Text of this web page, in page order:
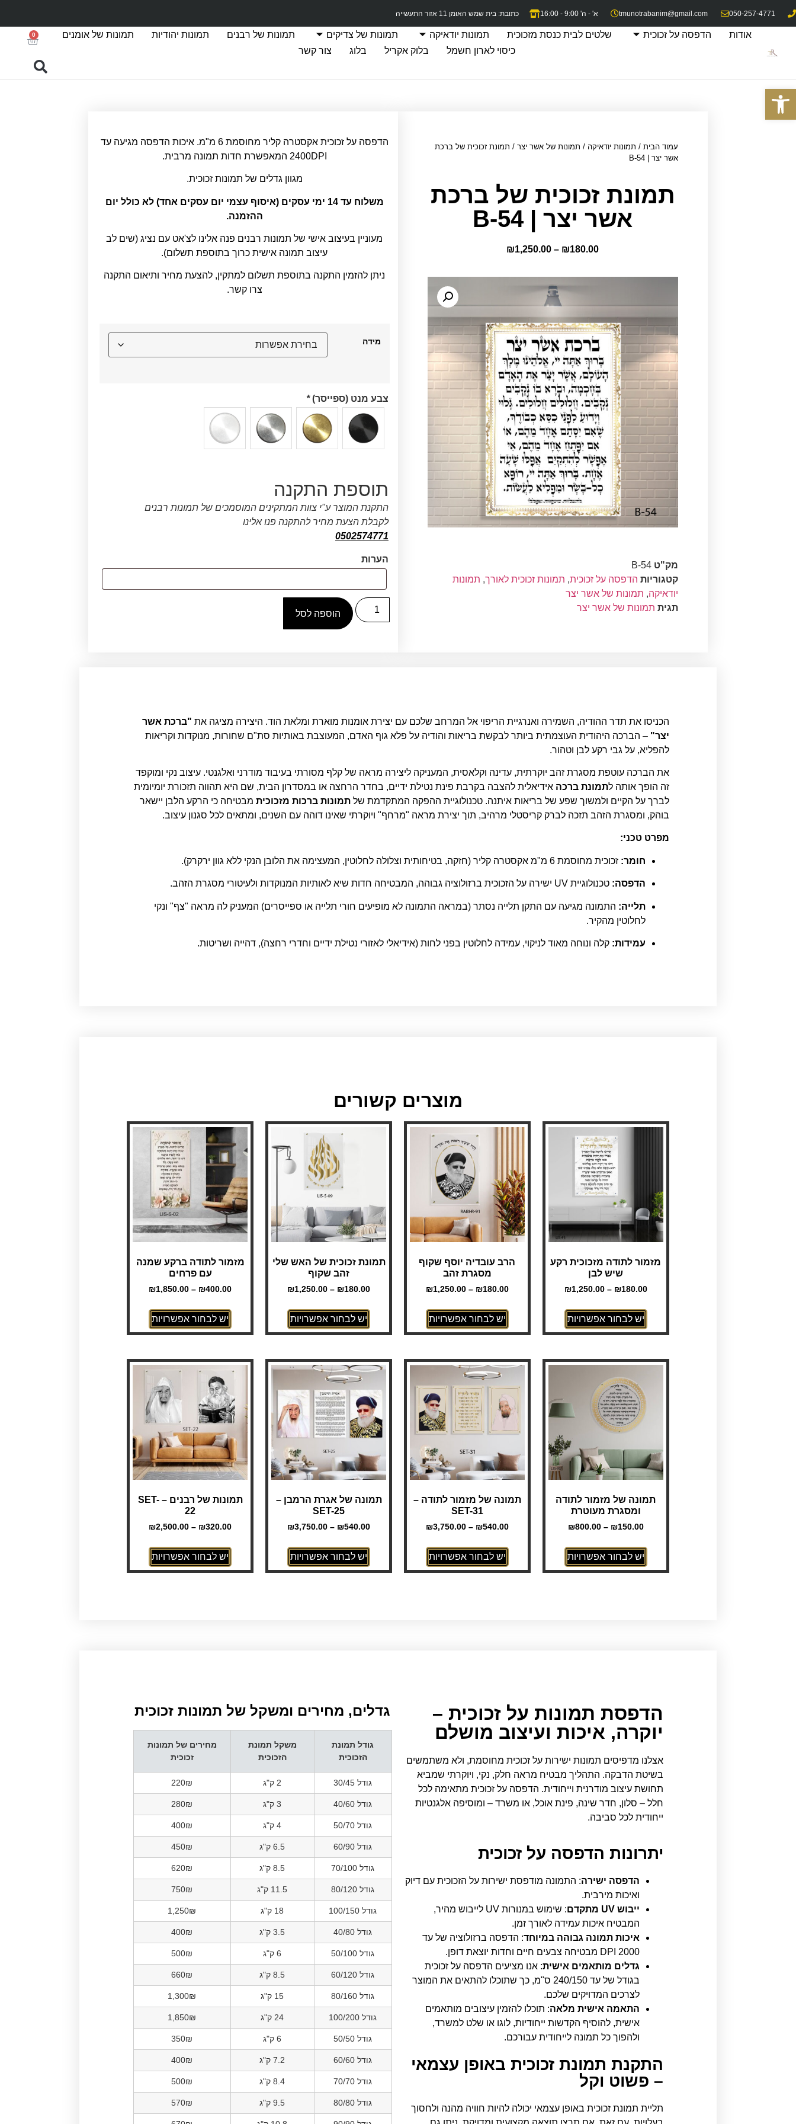
פתח סרגל נגישות
050-257-4771
tmunotrabanim@gmail.com א' - ה' 9:00 - 16:00 כתובת: בית שמש האומן 11 אזור התעשייה
אודות הדפסה על זכוכית שלטים לבית כנסת מזכוכית תמונות יודאיקה תמונות של צדיקים תמונות של רבנים תמונות יהודיות
תמונות של אומנים
כיסוי לארון חשמל
בלוק אקריל בלוג צור קשר
0
עמוד הבית / תמונות יודאיקה / תמונות של אשר יצר / תמונת זכוכית של ברכת
אשר יצר | B-54
תמונת זכוכית של ברכת
אשר יצר | B-54
₪180.00
–
₪1,250.00
מק"טB-54
קטגוריות הדפסה על זכוכית, תמונות זכוכית לאורך, תמונות
יודאיקה, תמונות של אשר יצר
תגית תמונות של אשר יצר
הדפסה על זכוכית אקסטרה קליר מחוסמת 6 מ"מ. איכות הדפסה מגיעה עד
2400DPI המאפשרת חדות תמונה מרבית.
מגוון גדלים של תמונות זכוכית.
משלוח עד 14 ימי עסקים (איסוף עצמי יום עסקים אחד) לא כולל יום
ההזמנה.
מעוניין בעיצוב אישי של תמונות רבנים פנה אלינו לצ'אט עם נציג (שים לב
עיצוב תמונה אישית כרוך בתוספת תשלום).
ניתן להזמין התקנה בתוספת תשלום למתקין, להצעת מחיר ותיאום התקנה
צרו קשר.
מידה
צבע מנט (ספייסר)*
תוספת התקנה
התקנת המוצר ע"י צוות המתקינים המוסמכים של תמונות רבנים
לקבלת הצעת מחיר להתקנה פנו אלינו
0502574771
הערות
הוספה לסל
הכניסו את תדר ההודיה, השמירה ואנרגיית הריפוי אל המרחב שלכם עם יצירת אומנות מוארת ומלאת הוד. היצירה מציגה את "ברכת אשר
יצר" – הברכה היהודית העוצמתית ביותר לבקשת בריאות והודיה על פלא גוף האדם, המעוצבת באותיות סת"ם שחורות, מנוקדות וקריאות
להפליא, על גבי רקע לבן וטהור.
את הברכה עוטפת מסגרת זהב יוקרתית, עדינה וקלאסית, המעניקה ליצירה מראה של קלף מסורתי בעיבוד מודרני ואלגנטי. עיצוב נקי ומוקפד
זה הופך אותה לתמונת ברכה אידיאלית להצבה בקרבת פינת נטילת ידיים, בחדר הרחצה או במסדרון הבית, שם היא תהווה תזכורת יומיומית
לברך על הקיים ולמשוך שפע של בריאות איתנה. טכנולוגיית ההפקה המתקדמת שלתמונות ברכות מזכוכית מבטיחה כי הרקע הלבן יישאר
בוהק, ומסגרת הזהב תזכה לברק קריסטלי מרהיב, תוך יצירת מראה "מרחף" ויוקרתי שאינו דוהה עם השנים, ומתאים לכל סגנון עיצוב.
מפרט טכני:
חומר: זכוכית מחוסמת 6 מ"מ אקסטרה קליר (חזקה, בטיחותית וצלולה לחלוטין, המעצימה את הלובן הנקי ללא גוון ירקרק).
הדפסה: טכנולוגיית UV ישירה על הזכוכית ברזולוציה גבוהה, המבטיחה חדות שיא לאותיות המנוקדות ולעיטורי מסגרת הזהב.
תלייה: התמונה מגיעה עם התקן תלייה נסתר (במראה התמונה לא מופיעים חורי תלייה או ספייסרים) המעניק לה מראה "צף" ונקי
לחלוטין מהקיר.
עמידות: קלה ונוחה מאוד לניקוי, עמידה לחלוטין בפני לחות (אידיאלי לאזורי נטילת ידיים וחדרי רחצה), דהייה ושריטות.
מוצרים קשורים
מזמור לתודה מזכוכית רקע
שיש לבן
₪180.00
–
₪1,250.00
יש לבחור אפשרויות
הרב עובדיה יוסף שקוף
מסגרת זהב
₪180.00
–
₪1,250.00
יש לבחור אפשרויות
תמונת זכוכית של האש שלי
זהב שקוף
₪180.00
–
₪1,250.00
יש לבחור אפשרויות
מזמור לתודה ברקע שמנה
עם פרחים
₪400.00
–
₪1,850.00
יש לבחור אפשרויות
תמונה של מזמור לתודה
ומסגרת מעוטרת
₪150.00
–
₪800.00
יש לבחור אפשרויות
תמונה של מזמור לתודה –
SET-31
₪540.00
–
₪3,750.00
יש לבחור אפשרויות
תמונה של אגרת הרמבן –
SET-25
₪540.00
–
₪3,750.00
יש לבחור אפשרויות
תמונות של רבנים – SET-
22
₪320.00
–
₪2,500.00
יש לבחור אפשרויות
הדפסת תמונות על זכוכית –
יוקרה, איכות ועיצוב מושלם
אצלנו מדפיסים תמונות ישירות על זכוכית מחוסמת, ולא משתמשים
בשיטת הדבקה. התהליך מבטיח מראה חלק, נקי, ויוקרתי שמביא
תחושת עיצוב מודרנית וייחודית. הדפסה על זכוכית מתאימה לכל
חלל – סלון, חדר שינה, פינת אוכל, או משרד – ומוסיפה אלגנטיות
ייחודית לכל סביבה.
יתרונות הדפסה על זכוכית
הדפסה ישירה: התמונה מודפסת ישירות על הזכוכית עם דיוק
ואיכות מירבית.
ייבוש UV מתקדם
: שימוש במנורות UV לייבוש מהיר,
המבטיח איכות עמידה לאורך זמן.
איכות תמונה גבוהה במיוחד: הדפסה ברזולוציה של עד
2000 DPI מבטיחה צבעים חיים וחדות יוצאת דופן.
גדלים מותאמים אישית: אנו מציעים הדפסה על זכוכית
בגודל של עד 240/150 ס"מ, כך שתוכלו להתאים את המוצר
לצרכים המדויקים שלכם.
התאמה אישית מלאה: תוכלו להזמין עיצובים מותאמים
אישית, להוסיף הקדשות ייחודיות, לוגו או שלט למשרד,
ולהפוך כל תמונה לייחודית עבורכם.
התקנת תמונת זכוכית באופן עצמאי
– פשוט וקל
תליית תמונת זכוכית באופן עצמאי יכולה להיות חוויה מהנה ולחסוך
גדלים, מחירים ומשקל של תמונות זכוכית​
גודל תמונת
הזכוכית
משקל תמונת
הזכוכית
מחירים של תמונות
זכוכית
גודל 30/45 2 ק"ג 220₪
גודל 40/60 3 ק"ג 280₪
גודל 50/70 4 ק"ג 400₪
גודל 60/90 6.5 ק"ג 450₪
גודל 70/100 8.5 ק"ג 620₪
גודל 80/120 11.5 ק"ג 750₪
גודל 100/150 18 ק"ג 1,250₪
גודל 40/80 3.5 ק"ג 400₪
גודל 50/100 6 ק"ג 500₪
גודל 60/120 8.5 ק"ג 660₪
גודל 80/160 15 ק"ג 1,300₪
גודל 100/200 24 ק"ג 1,850₪
גודל 50/50 6 ק"ג 350₪
גודל 60/60 7.2 ק"ג 400₪
גודל 70/70 8.4 ק"ג 500₪
גודל 80/80 9.5 ק"ג 570₪